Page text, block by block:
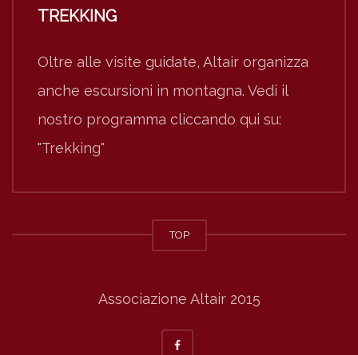
TREKKING
Oltre alle visite guidate, Altair organizza
anche escursioni in montagna. Vedi il
nostro programma cliccando qui su:
"Trekking"
TOP
Associazione Altair 2015